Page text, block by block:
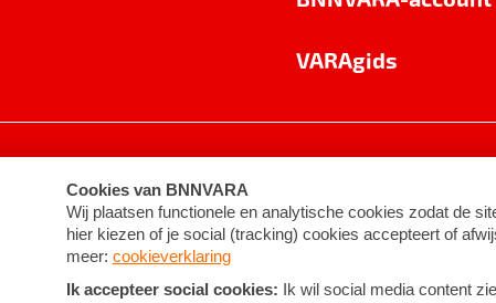
VARAgids
Algemene voorwaarden ©2026